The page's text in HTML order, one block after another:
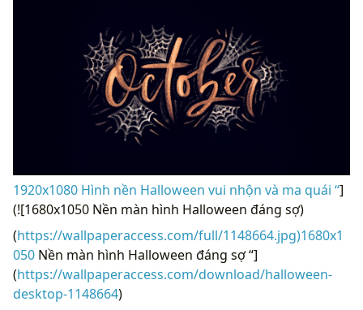
1920x1080 Hình nền Halloween vui nhộn và ma quái “]
(![1680x1050 Nền màn hình Halloween đáng sợ)
(https://wallpaperaccess.com/full/1148664.jpg)1680x1
050 Nền màn hình Halloween đáng sợ “]
(https://wallpaperaccess.com/download/halloween-
desktop-1148664)